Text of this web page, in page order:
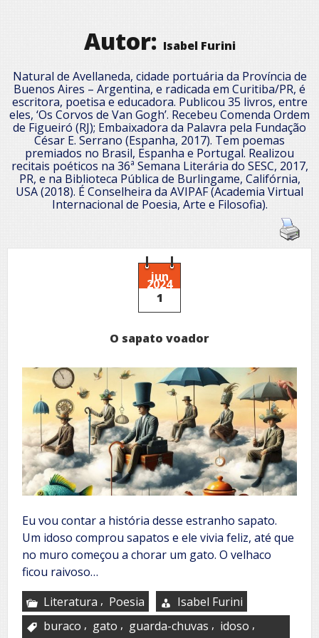
Autor: Isabel Furini
Natural de Avellaneda, cidade portuária da Província de
Buenos Aires – Argentina, e radicada em Curitiba/PR, é
escritora, poetisa e educadora. Publicou 35 livros, entre
eles, ‘Os Corvos de Van Gogh’. Recebeu Comenda Ordem
de Figueiró (RJ); Embaixadora da Palavra pela Fundação
César E. Serrano (Espanha, 2017). Tem poemas
premiados no Brasil, Espanha e Portugal. Realizou
recitais poéticos na 36ª Semana Literária do SESC, 2017,
PR, e na Biblioteca Pública de Burlingame, Califórnia,
USA (2018). É Conselheira da AVIPAF (Academia Virtual
Internacional de Poesia, Arte e Filosofia).
jun
2024
1
O sapato voador
Eu vou contar a história desse estranho sapato.
Um idoso comprou sapatos e ele vivia feliz, até que
no muro começou a chorar um gato. O velhaco
ficou raivoso…
Literatura , Poesia
Isabel Furini
buraco , gato , guarda-chuvas , idoso ,